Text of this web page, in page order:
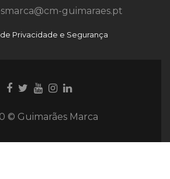
guimaraes.pt
Privacidade e Segurança
Ligação
Facebook
Ligação
Twitter
Youtube
Ligação
Instagram
Ligação
Instagram
© Guimarães Marca